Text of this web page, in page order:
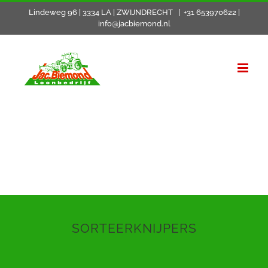
Lindeweg 96 | 3334 LA | ZWIJNDRECHT
+31 653970622 |
info@jacbiemond.nl
SORTEERKNIJPERS